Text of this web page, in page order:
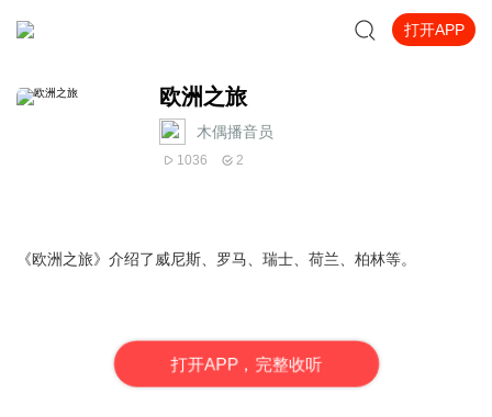
打开APP
欧洲之旅
木偶播音员
1036 2
《欧洲之旅》介绍了威尼斯、罗马、瑞士、荷兰、柏林等。
打开APP，完整收听